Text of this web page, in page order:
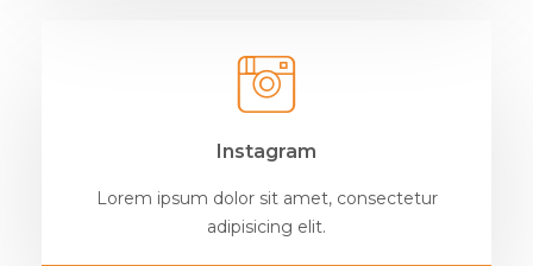
Instagram
Lorem ipsum dolor sit amet, consectetur
adipisicing elit.